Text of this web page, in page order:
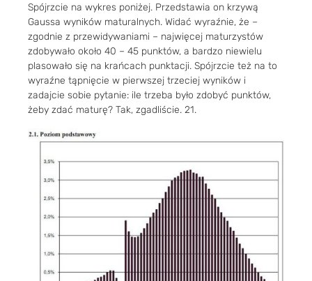
Spójrzcie na wykres poniżej. Przedstawia on krzywą
Gaussa wyników maturalnych. Widać wyraźnie, że –
zgodnie z przewidywaniami – najwięcej maturzystów
zdobywało około 40 – 45 punktów, a bardzo niewielu
plasowało się na krańcach punktacji. Spójrzcie też na to
wyraźne tąpnięcie w pierwszej trzeciej wyników i
zadajcie sobie pytanie: ile trzeba było zdobyć punktów,
żeby zdać maturę? Tak, zgadliście. 21.